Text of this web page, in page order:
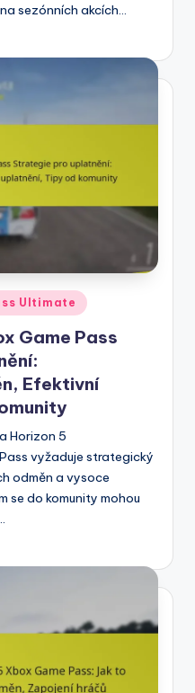
sezónních akcích…
Ultimate
Game Pass
Efektivní
Horizon 5
vyžaduje strategický
odměn a vysoce
se do komunity mohou